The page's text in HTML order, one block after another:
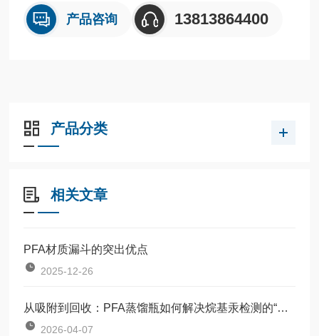
产品咨询 13813864400
产品分类
相关文章
PFA材质漏斗的突出优点
2025-12-26
从吸附到回收：PFA蒸馏瓶如何解决烷基汞检测的“隐形损失”
2026-04-07